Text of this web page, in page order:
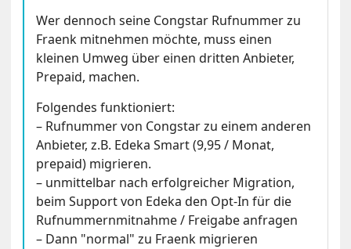
Wer dennoch seine Congstar Rufnummer zu
Fraenk mitnehmen möchte, muss einen
kleinen Umweg über einen dritten Anbieter,
Prepaid, machen.
Folgendes funktioniert:
– Rufnummer von Congstar zu einem anderen
Anbieter, z.B. Edeka Smart (9,95 / Monat,
prepaid) migrieren.
– unmittelbar nach erfolgreicher Migration,
beim Support von Edeka den Opt-In für die
Rufnummernmitnahme / Freigabe anfragen
– Dann "normal" zu Fraenk migrieren